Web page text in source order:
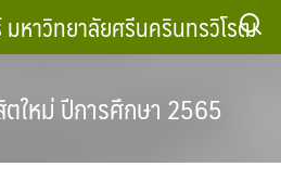
มหาวิทยาลัยศรีนครินทรวิโรฒ
ใหม่ ปีการศึกษา 2565